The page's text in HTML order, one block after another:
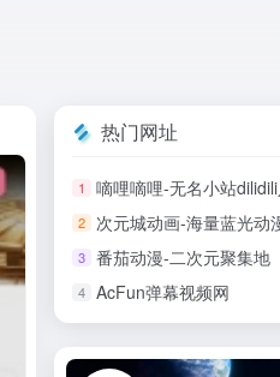
热门网址
1 嘀哩嘀哩-无名小站dilidili
2 次元城动画-海量蓝光动
3 番茄动漫-二次元聚集地
4 AcFun弹幕视频网